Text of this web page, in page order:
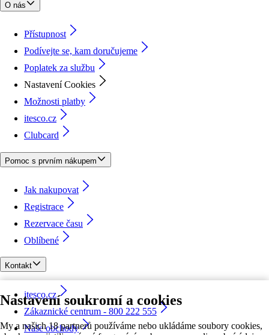
Nastavení soukromí a cookies
My a našich 18 partnerů používáme nebo ukládáme soubory cookies,
O nás
Přístupnost
Podívejte se, kam doručujeme
Poplatek za službu
Nastavení Cookies
Možnosti platby
itesco.cz
Clubcard
Pomoc s prvním nákupem
Jak nakupovat
Registrace
Rezervace času
Oblíbené
Kontakt
itesco.cz
Zákaznické centrum - 800 222 555
Naše obchody